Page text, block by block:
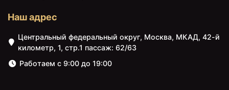
Наш адрес
Центральный федеральный округ, Москва, МКАД, 42-й
километр, 1, стр.1 пассаж: 62/63
Работаем с 9:00 до 19:00